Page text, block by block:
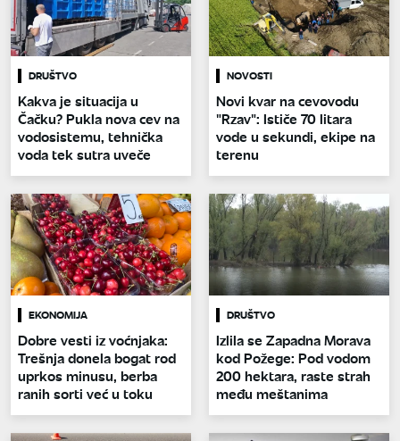
DRUŠTVO
Kakva je situacija u
Čačku? Pukla nova cev na
vodosistemu, tehnička
voda tek sutra uveče
NOVOSTI
Novi kvar na cevovodu
"Rzav": Ističe 70 litara
vode u sekundi, ekipe na
terenu
EKONOMIJA
Dobre vesti iz voćnjaka:
Trešnja donela bogat rod
uprkos minusu, berba
ranih sorti već u toku
DRUŠTVO
Izlila se Zapadna Morava
kod Požege: Pod vodom
200 hektara, raste strah
među meštanima